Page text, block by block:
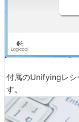
付属のUnifyingレシ
す。